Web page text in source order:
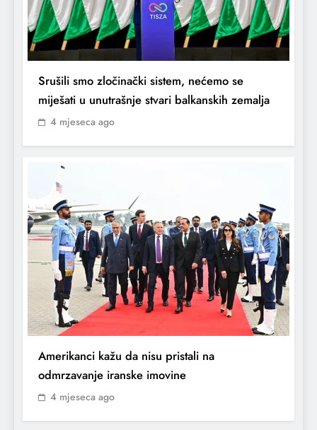
Srušili smo zločinački sistem, nećemo se
miješati u unutrašnje stvari balkanskih zemalja
4 mjeseca ago
Amerikanci kažu da nisu pristali na
odmrzavanje iranske imovine
4 mjeseca ago